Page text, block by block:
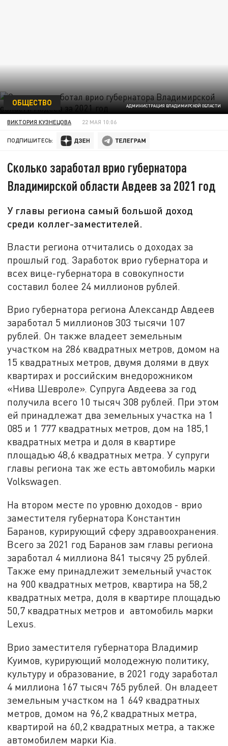
АДМИНИСТРАЦИЯ ВЛАДИМИРСКОЙ ОБЛАСТИ
ОБЩЕСТВО
ВИКТОРИЯ КУЗНЕЦОВА 22 МАЯ 10:06
ПОДПИШИТЕСЬ:
Сколько заработал врио губернатора
Владимирской области Авдеев за 2021 год
У главы региона самый большой доход
среди коллег-заместителей.
Власти региона отчитались о доходах за
прошлый год. Заработок врио губернатора и
всех вице-губернатора в совокупности
составил более 24 миллионов рублей.
Врио губернатора региона Александр Авдеев
заработал 5 миллионов 303 тысячи 107
рублей. Он также владеет земельным
участком на 286 квадратных метров, домом на
15 квадратных метров, двумя долями в двух
квартирах и российским внедорожником
«Нива Шевроле». Супруга Авдеева за год
получила всего 10 тысяч 308 рублей. При этом
ей принадлежат два земельных участка на 1
085 и 1 777 квадратных метров, дом на 185,1
квадратных метра и доля в квартире
площадью 48,6 квадратных метра. У супруги
главы региона так же есть автомобиль марки
Volkswagen.
На втором месте по уровню доходов - врио
заместителя губернатора Константин
Баранов, курирующий сферу здравоохранения.
Всего за 2021 год Баранов зам главы региона
заработал 4 миллиона 841 тысячу 25 рублей.
Также ему принадлежит земельный участок
на 900 квадратных метров, квартира на 58,2
квадратных метра, доля в квартире площадью
50,7 квадратных метров и автомобиль марки
Lexus.
Врио заместителя губернатора Владимир
Куимов, курирующий молодежную политику,
культуру и образование, в 2021 году заработал
4 миллиона 167 тысяч 765 рублей. Он владеет
земельным участком на 1 649 квадратных
метров, домом на 96,2 квадратных метра,
квартирой на 60,2 квадратных метра, а также
автомобилем марки Kia.